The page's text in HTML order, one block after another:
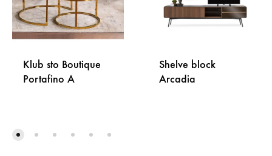
Klub sto Boutique
Portafino A
Shelve block
Arcadia